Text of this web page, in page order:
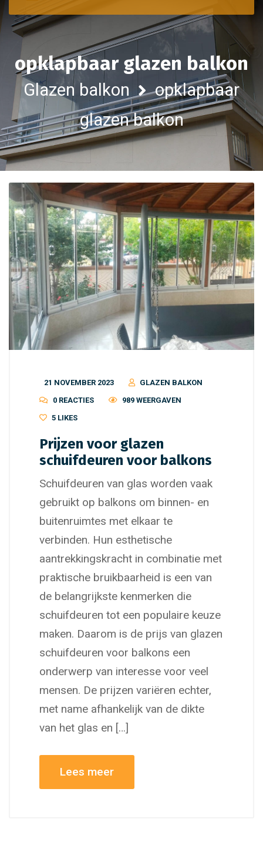
opklapbaar glazen balkon
Glazen balkon
opklapbaar
glazen balkon
21 NOVEMBER 2023
GLAZEN BALKON
0 REACTIES
989 WEERGAVEN
5 LIKES
Prijzen voor glazen
schuifdeuren voor balkons
Schuifdeuren van glas worden vaak
gebruikt op balkons om binnen- en
buitenruimtes met elkaar te
verbinden. Hun esthetische
aantrekkingskracht in combinatie met
praktische bruikbaarheid is een van
de belangrijkste kenmerken die
schuifdeuren tot een populaire keuze
maken. Daarom is de prijs van glazen
schuifdeuren voor balkons een
onderwerp van interesse voor veel
mensen. De prijzen variëren echter,
met name afhankelijk van de dikte
van het glas en […]
Lees meer